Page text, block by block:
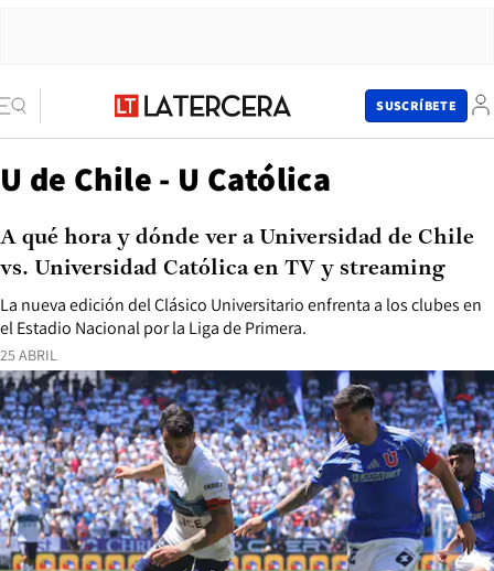
SUSCRÍBETE
U de Chile - U Católica
25 ABRIL
La nueva edición del Clásico Universitario enfrenta a los clubes en
el Estadio Nacional por la Liga de Primera.
A qué hora y dónde ver a Universidad de Chile
vs. Universidad Católica en TV y streaming